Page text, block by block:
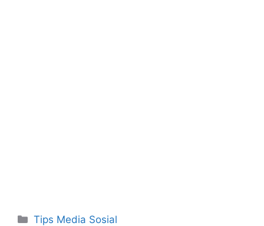
Kategori
Tips Media Sosial